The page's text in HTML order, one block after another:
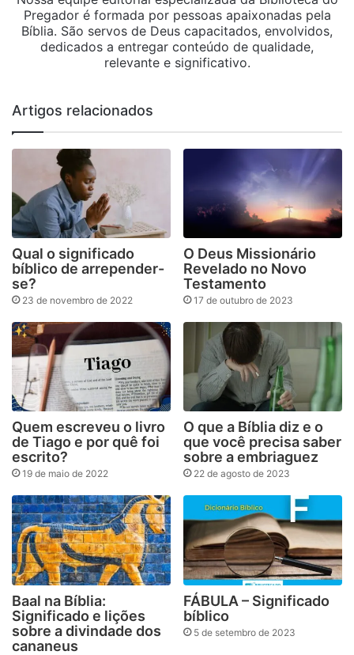
Pregador é formada por pessoas apaixonadas pela
Bíblia. São servos de Deus capacitados, envolvidos,
dedicados a entregar conteúdo de qualidade,
relevante e significativo.
Artigos relacionados
Qual o significado
bíblico de arrepender-
se?
23 de novembro de 2022
O Deus Missionário
Revelado no Novo
Testamento
17 de outubro de 2023
Quem escreveu o livro
de Tiago e por quê foi
escrito?
19 de maio de 2022
O que a Bíblia diz e o
que você precisa saber
sobre a embriaguez
22 de agosto de 2023
Baal na Bíblia:
Significado e lições
sobre a divindade dos
cananeus
FÁBULA – Significado
bíblico
5 de setembro de 2023